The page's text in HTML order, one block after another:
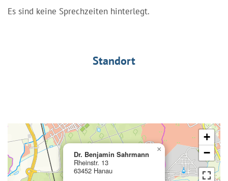
Es sind keine Sprechzeiten hinterlegt.
Standort
Dr. Benjamin Sahrmann
Rheinstr. 13
63452 Hanau
×
+
−